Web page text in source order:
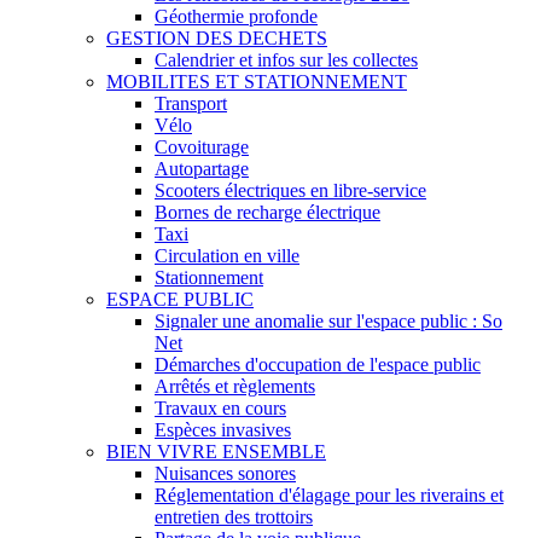
Géothermie profonde
GESTION DES DECHETS
Calendrier et infos sur les collectes
MOBILITES ET STATIONNEMENT
Transport
Vélo
Covoiturage
Autopartage
Scooters électriques en libre-service
Bornes de recharge électrique
Taxi
Circulation en ville
Stationnement
ESPACE PUBLIC
Signaler une anomalie sur l'espace public : So
Net
Démarches d'occupation de l'espace public
Arrêtés et règlements
Travaux en cours
Espèces invasives
BIEN VIVRE ENSEMBLE
Nuisances sonores
Réglementation d'élagage pour les riverains et
entretien des trottoirs